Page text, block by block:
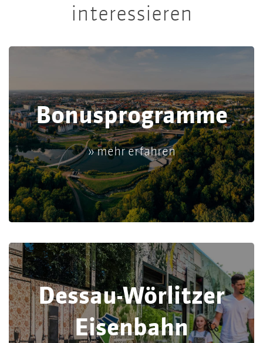
interessieren
Bonusprogramme
» mehr erfahren
Dessau-Wörlitzer
Eisenbahn